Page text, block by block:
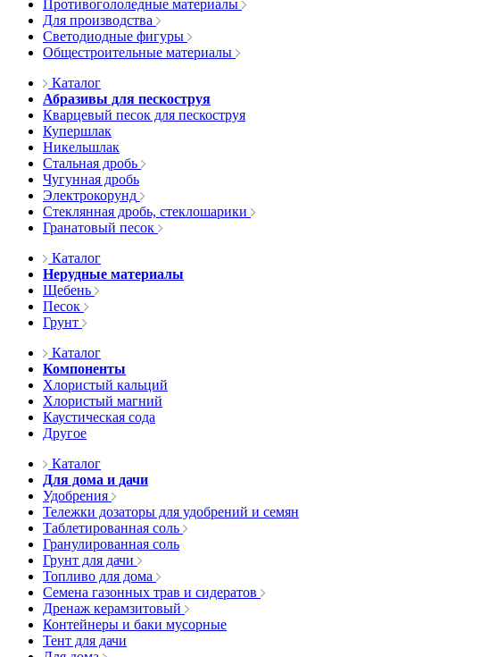
Противогололедные материалы
Для производства
Светодиодные фигуры
Общестроительные материалы
Каталог
Абразивы для пескоструя
Кварцевый песок для пескоструя
Купершлак
Никельшлак
Стальная дробь
Чугунная дробь
Электрокорунд
Стеклянная дробь, стеклошарики
Гранатовый песок
Каталог
Нерудные материалы
Щебень
Песок
Грунт
Каталог
Компоненты
Хлористый кальций
Хлористый магний
Каустическая сода
Другое
Каталог
Для дома и дачи
Удобрения
Тележки дозаторы для удобрений и семян
Таблетированная соль
Гранулированная соль
Грунт для дачи
Топливо для дома
Семена газонных трав и сидератов
Дренаж керамзитовый
Контейнеры и баки мусорные
Тент для дачи